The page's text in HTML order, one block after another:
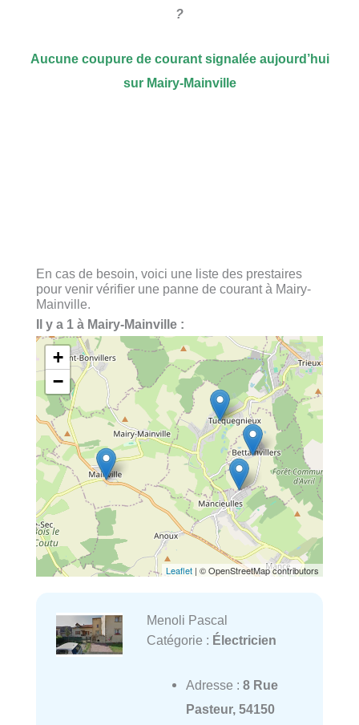
?
Aucune coupure de courant signalée aujourd’hui
sur Mairy-Mainville
En cas de besoin, voici une liste des prestaires
pour venir vérifier une panne de courant à Mairy-
Mainville.
Il y a 1 à Mairy-Mainville :
+
−
Leaflet | © OpenStreetMap contributors
Menoli Pascal
Catégorie : Électricien
Adresse : 8 Rue
Pasteur, 54150